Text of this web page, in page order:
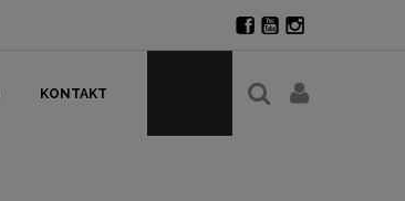
KONTAKT